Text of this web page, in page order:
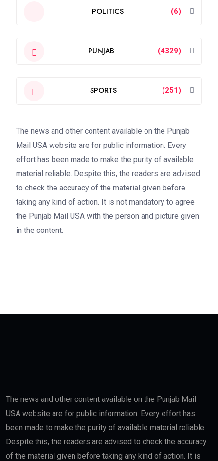
POLITICS (6)
PUNJAB (4329)
SPORTS (251)
The news and other content available on the Punjab
Mail USA website are for public information. Every
effort has been made to make the purity of available
material reliable. Despite this, the readers are advised
to check the accuracy of the material given before
taking any kind of action. It is not mandatory to agree
the Punjab Mail USA with the person and picture given
in the content.
The news and other content available on the Punjab Mail
USA website are for public information. Every effort has
been made to make the purity of available material reliable.
Despite this, the readers are advised to check the accuracy
of the material given before taking any kind of action. It is